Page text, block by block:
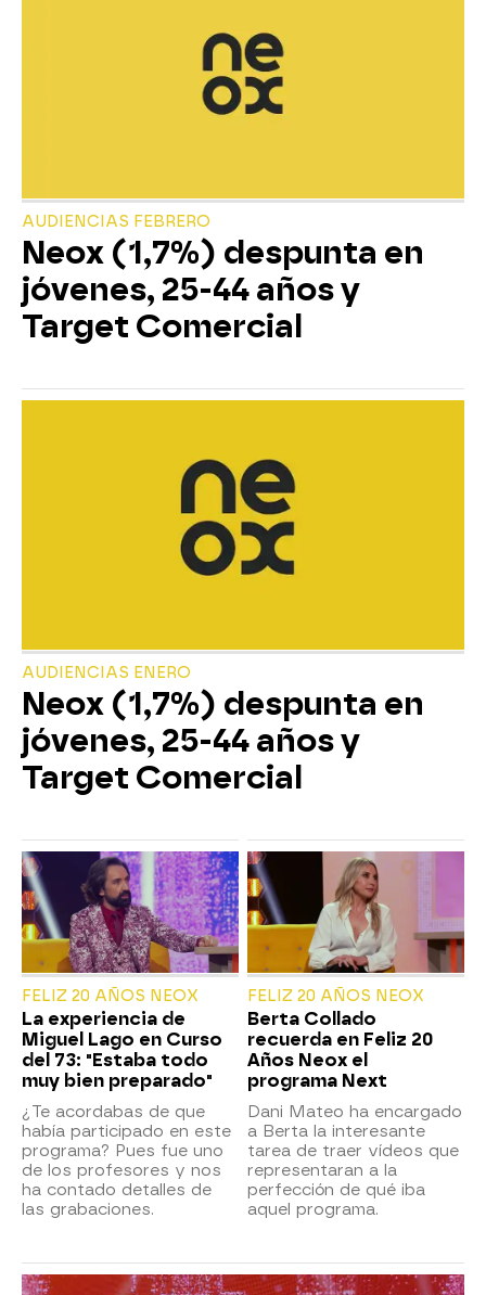
AUDIENCIAS FEBRERO
Neox (1,7%) despunta en
jóvenes, 25-44 años y
Target Comercial
AUDIENCIAS ENERO
Neox (1,7%) despunta en
jóvenes, 25-44 años y
Target Comercial
FELIZ 20 AÑOS NEOX
La experiencia de
Miguel Lago en Curso
del 73: "Estaba todo
muy bien preparado"
¿Te acordabas de que
había participado en este
programa? Pues fue uno
de los profesores y nos
ha contado detalles de
las grabaciones.
FELIZ 20 AÑOS NEOX
Berta Collado
recuerda en Feliz 20
Años Neox el
programa Next
Dani Mateo ha encargado
a Berta la interesante
tarea de traer vídeos que
representaran a la
perfección de qué iba
aquel programa.